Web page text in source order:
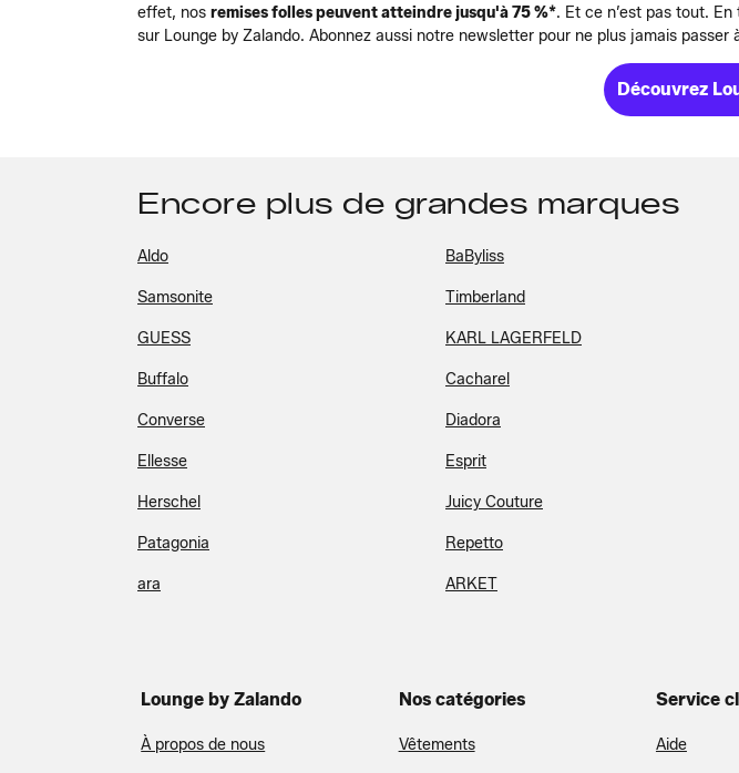
effet, nos remises folles peuvent atteindre jusqu'à 75 %*. Et ce n’est pas tout.
sur Lounge by Zalando. Abonnez aussi notre newsletter pour ne plus jamais passer
Découvrez
Encore plus de grandes marques
Aldo BaByliss
Samsonite Timberland
GUESS KARL LAGERFELD
Buffalo Cacharel
Converse Diadora
Ellesse Esprit
Herschel Juicy Couture
Patagonia Repetto
ara ARKET
Lounge by Zalando
À propos de nous
Nos catégories
Vêtements
Service
Aide